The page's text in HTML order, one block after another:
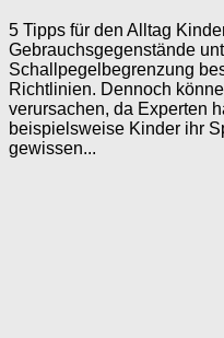
5 Tipps für den Alltag
Gebrauchsgegenstände
Schallpegelbegrenzung
Richtlinien. Dennoch
verursachen, da Experten
beispielsweise Kinder ihr
gewissen...